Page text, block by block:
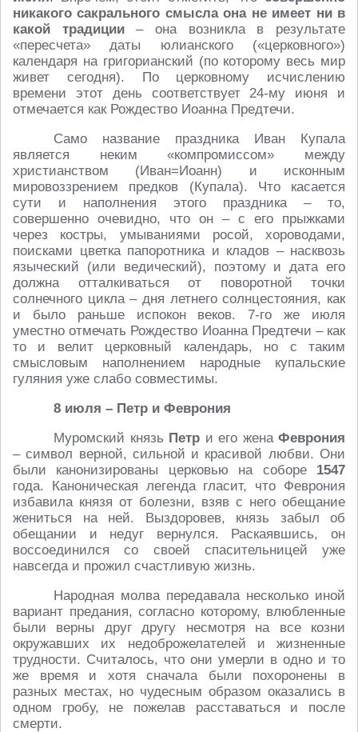
никакого сакрального смысла она не имеет ни в
какой традиции– она возникла в результате
«пересчета» даты юлианского («церковного»)
календаря на григорианский (по которому весь мир
живет сегодня). По церковному исчислению
времени этот день соответствует 24-му июня и
отмечается как Рождество Иоанна Предтечи.
Само название праздника Иван Купала
является неким «компромиссом» между
христианством (Иван=Иоанн) и исконным
мировоззрением предков (Купала). Что касается
сути и наполнения этого праздника – то,
совершенно очевидно, что он – с его прыжками
через костры, умываниями росой, хороводами,
поисками цветка папоротника и кладов – насквозь
языческий (или ведический), поэтому и дата его
должна отталкиваться от поворотной точки
солнечного цикла – дня летнего солнцестояния, как
и было раньше испокон веков. 7-го же июля
уместно отмечать Рождество Иоанна Предтечи – как
то и велит церковный календарь, но с таким
смысловым наполнением народные купальские
гуляния уже слабо совместимы.
8 июля – Петр и Феврония
Муромский князь Петр и его жена Феврония
– символ верной, сильной и красивой любви. Они
были канонизированы церковью на соборе 1547
года. Каноническая легенда гласит, что Феврония
избавила князя от болезни, взяв с него обещание
жениться на ней. Выздоровев, князь забыл об
обещании и недуг вернулся. Раскаявшись, он
воссоединился со своей спасительницей уже
навсегда и прожил счастливую жизнь.
Народная молва передавала несколько иной
вариант предания, согласно которому, влюбленные
были верны друг другу несмотря на все козни
окружавших их недоброжелателей и жизненные
трудности. Считалось, что они умерли в одно и то
же время и хотя сначала были похоронены в
разных местах, но чудесным образом оказались в
одном гробу, не пожелав расставаться и после
смерти.